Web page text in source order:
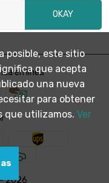
OKAY
en línea
2026
posible, este sitio
que acepta
una nueva
para obtener
que utilizamos. Ver